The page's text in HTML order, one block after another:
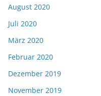
August 2020
Juli 2020
März 2020
Februar 2020
Dezember 2019
November 2019